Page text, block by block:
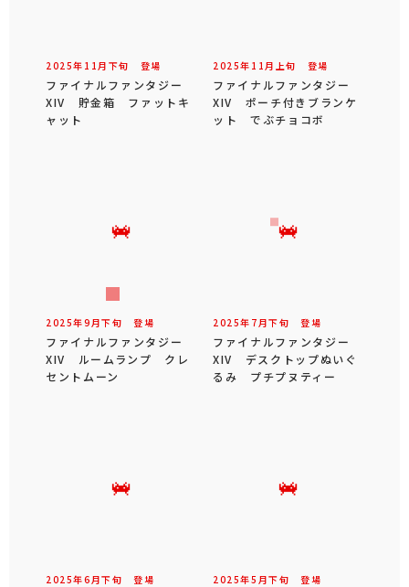
2025年 11 月 下旬 登場
ファイナルファンタジー
XIV 貯金箱 ファットキ
ャット
2025年 11 月 上旬 登場
ファイナルファンタジー
XIV ポーチ付きブランケ
ット でぶチョコボ
2025年9 月下旬 登場
ファイナルファンタジー
XIV ルームランプ クレ
セントムーン
2025年 7 月下旬 登場
ファイナルファンタジー
XIV デスクトップぬいぐ
るみ プチプヌティー
2025年6 月下旬 登場 2025年5 月下旬 登場